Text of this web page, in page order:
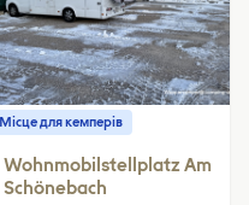
Місце для кемперів
Wohnmobilstellplatz Am
Schönebach